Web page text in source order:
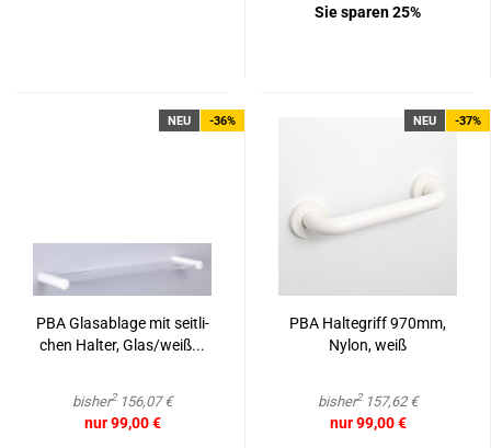
Sie sparen 25%
NEU -36%
PBA Glas­ab­la­ge mit seit­li­
chen Hal­ter, Glas/weiß...
bisher2156,07 €
nur 99,00 €
NEU -37%
PBA Hal­te­griff 970mm,
Nylon, weiß
bisher2157,62 €
nur 99,00 €